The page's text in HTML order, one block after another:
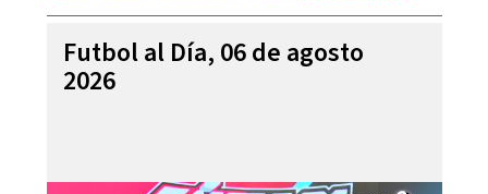
Futbol al Día, 06 de agosto
2026